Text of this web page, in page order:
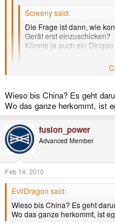
Screeny said:
Die Frage ist dann, wie
Gerät erst einzuschicken?
Könnte ja auch ein
Der Zoll bekommt
denen irgendein Hersteller
Nach diesen geht er dann
Anscheinend hat Nintendo
Gilt das auch bis China? Ich
Firma in China direkt ihre
sich das nur außerhalb. Von
"illegalen" Handhelds und
wird doch nicht mit zweierlei
Wieso bis China? Es geht
Wo das ganze herkommt, ist
fusion_power
Advanced Member
Feb 14, 2010
EvilDragon said:
Wieso bis China? Es geht
Wo das ganze herkommt, ist